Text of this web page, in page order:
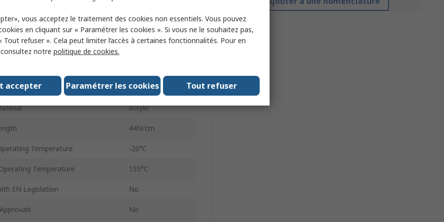
12.7mm
3.8N/cm
Acrylic
44N/cm
Temperature -20°C
Temperature 155°C
EN Legislation No
No
vous acceptez le traitement des cookies non essentiels. Vous pouvez
en cliquant sur « Paramétrer les cookies ». Si vous ne le souhaitez pas,
Tout refuser ». Cela peut limiter l’accès à certaines fonctionnalités. Pour en
notre politique de cookies.
accepter Paramétrer les cookies Tout refuser